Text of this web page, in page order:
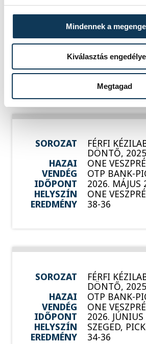
Mindennek a
Kiválasztás
Megtagad
2025/26
VENDÉG
ONE
IDŐPONT
2026. MÁJUS
HELYSZÍN
CSARNOK
EREDMÉNY
40-51
SOROZAT FÉRFI
DÖNTŐ,
HAZAI
ONE
VENDÉG
OTP BANK-
IDŐPONT
2026. MÁJUS
HELYSZÍN
ONE
EREDMÉNY
38-36
SOROZAT FÉRFI
DÖNTŐ,
HAZAI
OTP BANK-
VENDÉG
ONE
IDŐPONT
2026.
HELYSZÍN
SZEGED,
EREDMÉNY
34-36